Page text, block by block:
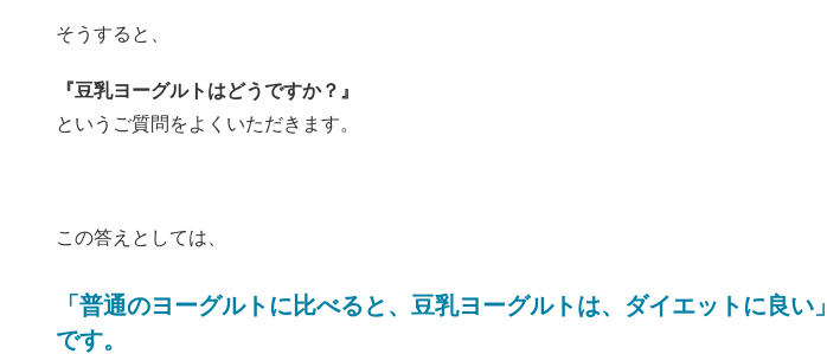
そうすると、
『豆乳ヨーグルトはどうですか？』
というご質問をよくいただきます。
この答えとしては、
「普通のヨーグルトに比べると、豆乳ヨーグルトは、ダイエットに良い」
です。